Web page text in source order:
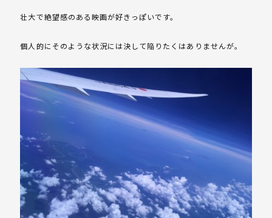
壮大で絶望感のある映画が好きっぽいです。
個人的にそのような状況には決して陥りたくはありませんが。